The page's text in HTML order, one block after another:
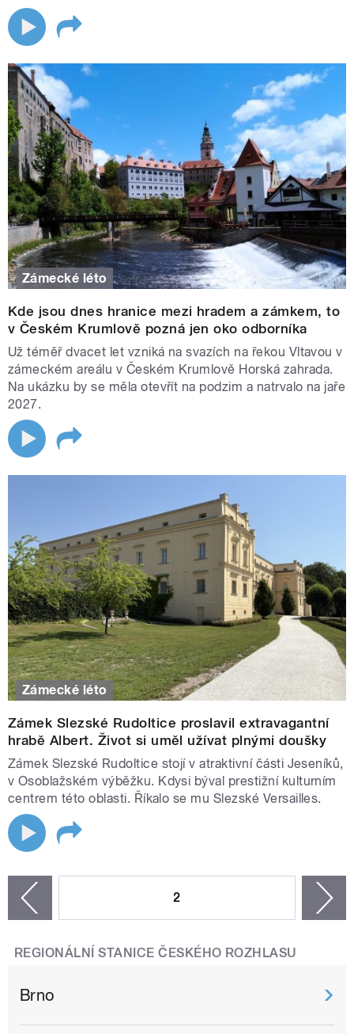
Zámecké léto
Kde jsou dnes hranice mezi hradem a zámkem, to
v Českém Krumlově pozná jen oko odborníka
Už téměř dvacet let vzniká na svazích na řekou Vltavou v
zámeckém areálu v Českém Krumlově Horská zahrada.
Na ukázku by se měla otevřít na podzim a natrvalo na jaře
2027.
Zámecké léto
Zámek Slezské Rudoltice proslavil extravagantní
hrabě Albert. Život si uměl užívat plnými doušky
Zámek Slezské Rudoltice stojí v atraktivní části Jeseníků,
v Osoblažském výběžku. Kdysi býval prestižní kulturním
centrem této oblasti. Říkalo se mu Slezské Versailles.
2
REGIONÁLNÍ STANICE ČESKÉHO ROZHLASU
Brno